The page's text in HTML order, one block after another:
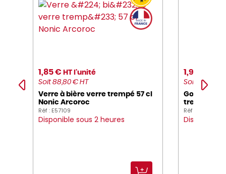
1,85 € HT l'unité
Soit 88,80 € HT
Verre à bière verre trempé 57 cl
Nonic Arcoroc
Réf : E57109
Disponible sous 2 heures
1,95 €
Soit 23,40 €
Gobelet
trempé 35
Réf : E40129
Disponible